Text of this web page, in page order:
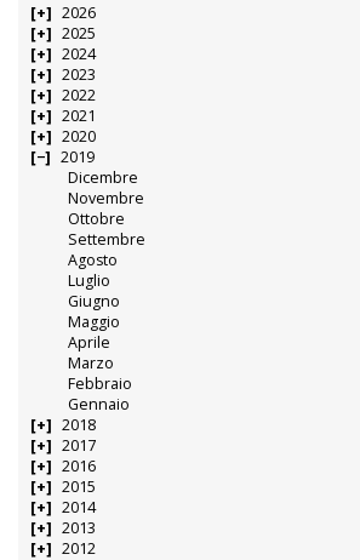
2026
2025
2024
2023
2022
2021
2020
2019
Dicembre
Novembre
Ottobre
Settembre
Agosto
Luglio
Giugno
Maggio
Aprile
Marzo
Febbraio
Gennaio
2018
2017
2016
2015
2014
2013
2012